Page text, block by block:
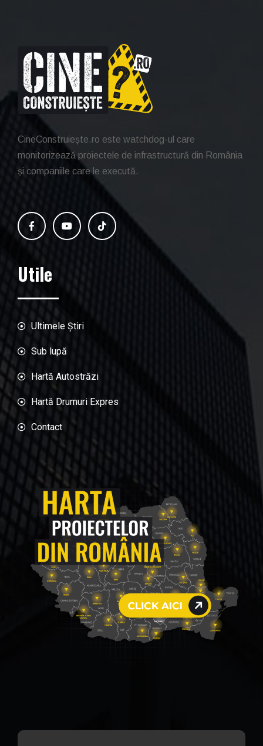
CineConstruiește.ro este watchdog-ul care
monitorizează proiectele de infrastructură din România
și companiile care le execută.
Utile
Ultimele Știri
Sub lupă
Hartă Autostrăzi
Hartă Drumuri Expres
Contact